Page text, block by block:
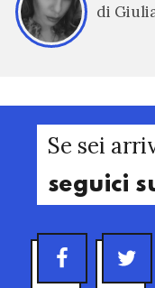
di
Se sei
seguici